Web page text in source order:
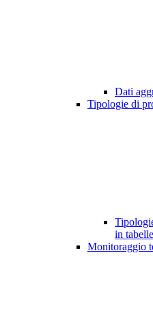
Dati
Tipologie di
in
Monitoraggio